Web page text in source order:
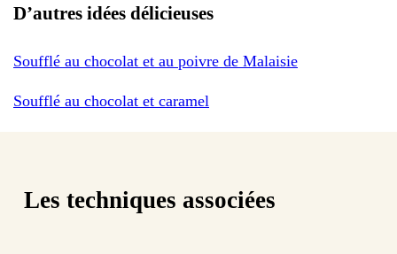
D’autres idées délicieuses
Soufflé au chocolat et au poivre de Malaisie
Soufflé au chocolat et caramel
Les techniques associées